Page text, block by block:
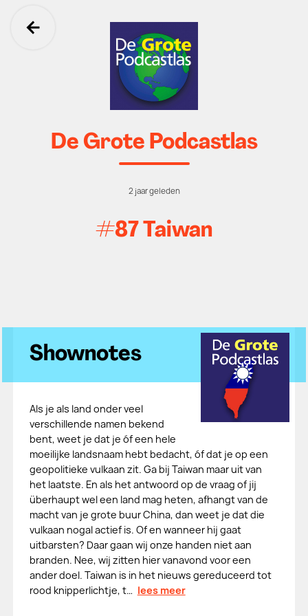
Ga terug
De Grote Podcastlas
2 jaar geleden
#87 Taiwan
Shownotes
Als je als land onder veel
verschillende namen bekend
bent, weet je dat je óf een hele
moeilijke landsnaam hebt bedacht, óf dat je op een
geopolitieke vulkaan zit. Ga bij Taiwan maar uit van
het laatste. En als het antwoord op de vraag of jij
überhaupt wel een land mag heten, afhangt van de
macht van je grote buur China, dan weet je dat die
vulkaan nogal actief is. Of en wanneer hij gaat
uitbarsten? Daar gaan wij onze handen niet aan
branden. Nee, wij zitten hier vanavond voor een
ander doel. Taiwan is in het nieuws gereduceerd tot
rood knipperlichtje, t… lees meer